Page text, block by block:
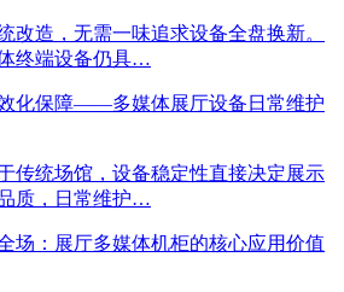
改造，无需一味追求设备全盘换新。
终端设备仍具…
化保障——多媒体展厅设备日常维护
传统场馆，设备稳定性直接决定展示
质，日常维护…
场：展厅多媒体机柜的核心应用价值